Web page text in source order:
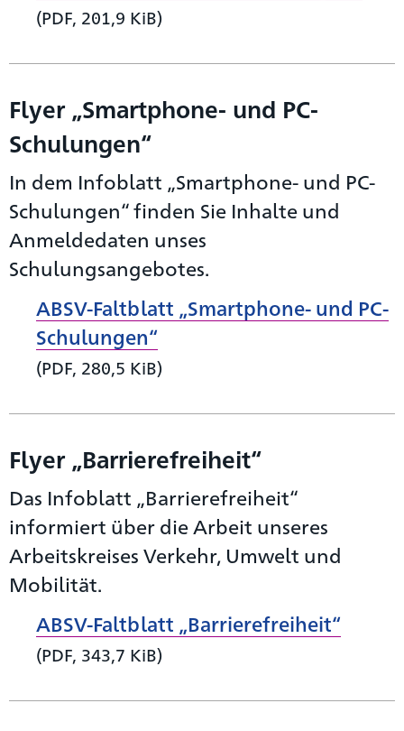
(PDF, 201,9 KiB)
Flyer „Smartphone- und PC-
Schulungen“
In dem Infoblatt „Smartphone- und PC-
Schulungen“ finden Sie Inhalte und
Anmeldedaten unses
Schulungsangebotes.
ABSV-Faltblatt „Smartphone- und PC-
Schulungen“
(PDF, 280,5 KiB)
Flyer „Barrierefreiheit“
Das Infoblatt „Barrierefreiheit“
informiert über die Arbeit unseres
Arbeitskreises Verkehr, Umwelt und
Mobilität.
ABSV-Faltblatt „Barrierefreiheit“
(PDF, 343,7 KiB)